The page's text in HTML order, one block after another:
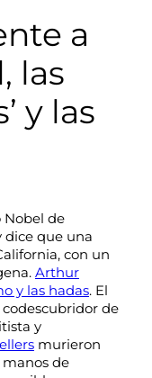
a
las
y las
Nobel de
dice que una
con un
Arthur
y las hadas. El
de
y
murieron
de